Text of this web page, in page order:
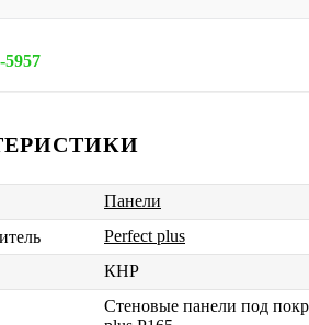
5957
Панели
Perfect plus
КНР
Стеновые панели под